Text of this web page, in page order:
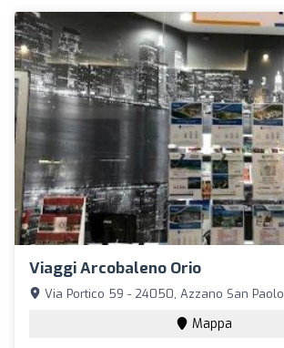
Viaggi Arcobaleno Orio
Via Portico 59 - 24050, Azzano San Paolo
Mappa